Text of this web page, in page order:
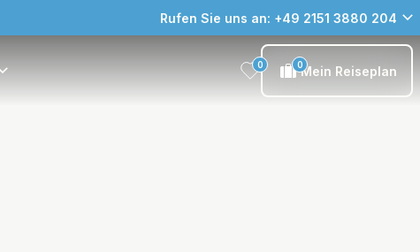
Rufen Sie uns an: +49 2151 3880 204
0 0Mein Reiseplan